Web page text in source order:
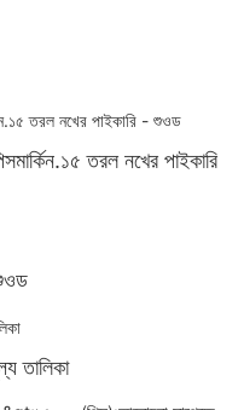
তরল নখের পাইকারি
তালিকা